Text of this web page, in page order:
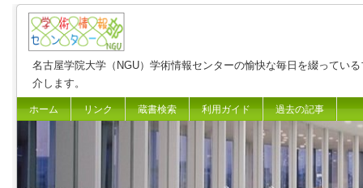
名古屋学院大学（NGU）学術情報センターの愉快な毎日を綴ってい
介します。
ホーム リンク 蔵書検索 利用ガイド 過去の記事